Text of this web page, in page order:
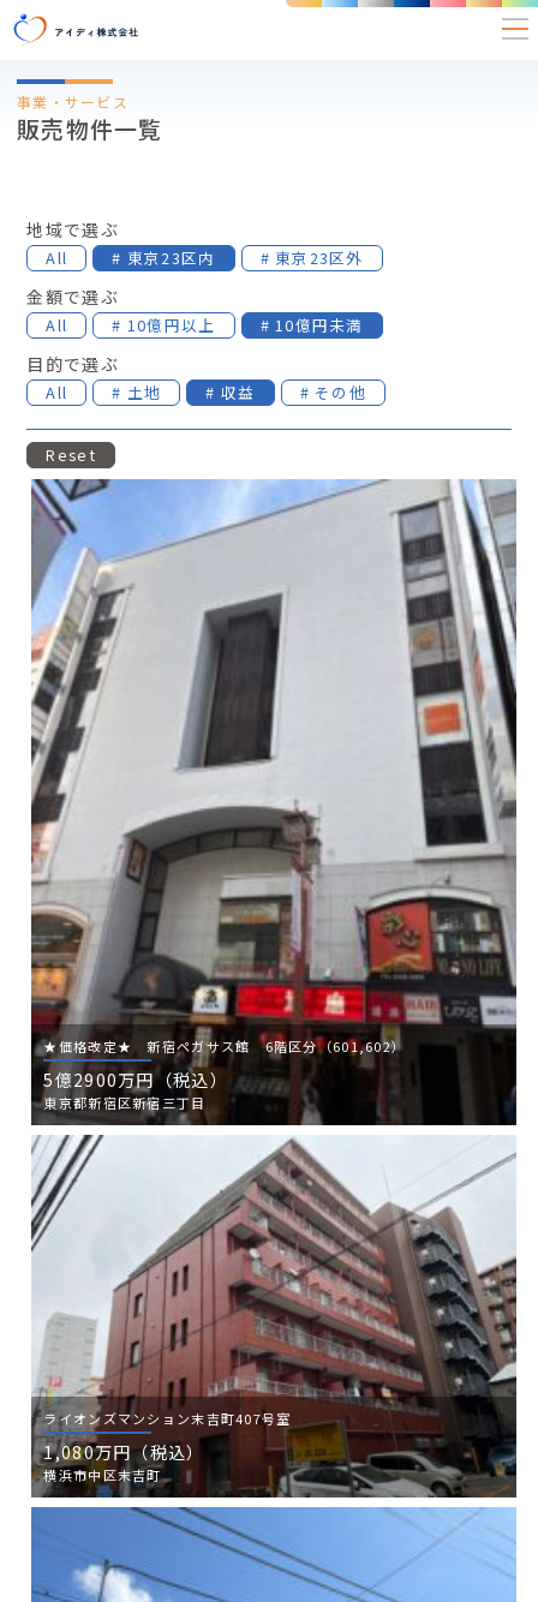
事業・サービス
販売物件一覧
地域で選ぶ
All # 東京23区内 # 東京23区外
金額で選ぶ
All # 10億円以上 # 10億円未満
目的で選ぶ
All # 土地 # 収益 # その他
Reset
★価格改定★ 新宿ペガサス館 6階区分（601,602）
5億2900万円（税込）
東京都新宿区新宿三丁目
ライオンズマンション末吉町407号室
1,080万円（税込）
横浜市中区末吉町